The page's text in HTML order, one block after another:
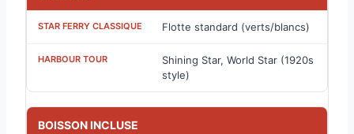
Flotte standard (verts/blancs)
Shining Star, World Star (1920s
style)
BOISSON INCLUSE